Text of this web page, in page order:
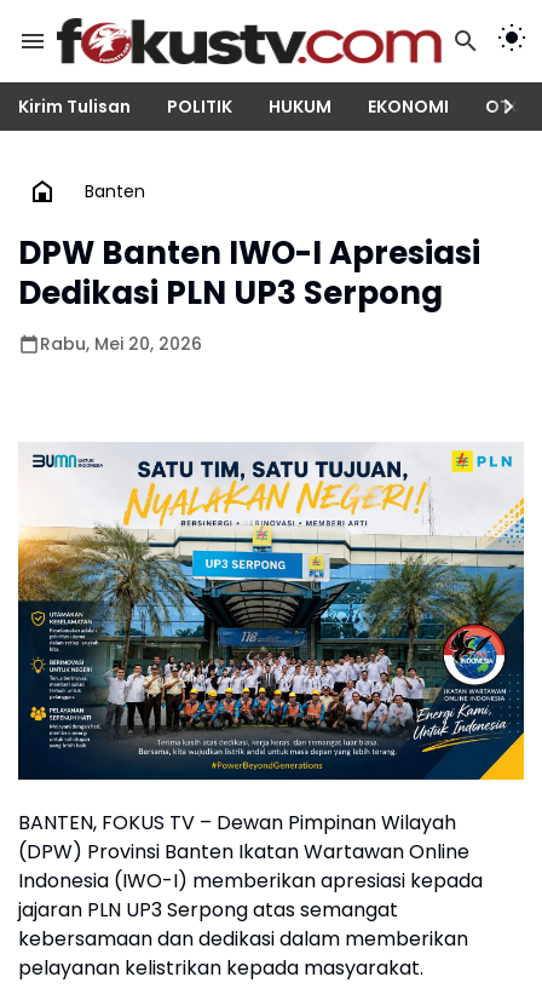
Kirim Tulisan POLITIK HUKUM EKONOMI
Banten
DPW Banten IWO-I Apresiasi
Dedikasi PLN UP3 Serpong
Rabu, Mei 20, 2026
BANTEN, FOKUS TV – Dewan Pimpinan Wilayah
(DPW) Provinsi Banten Ikatan Wartawan Online
Indonesia (IWO-I) memberikan apresiasi kepada
jajaran PLN UP3 Serpong atas semangat
kebersamaan dan dedikasi dalam memberikan
pelayanan kelistrikan kepada masyarakat.